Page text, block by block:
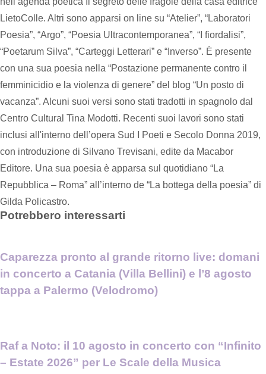
LietoColle. Altri sono apparsi on line su “Atelier”, “Laboratori
Poesia”, “Argo”, “Poesia Ultracontemporanea”, “I fiordalisi”,
“Poetarum Silva”, “Carteggi Letterari” e “Inverso”. È presente
con una sua poesia nella “Postazione permanente contro il
femminicidio e la violenza di genere” del blog “Un posto di
vacanza”. Alcuni suoi versi sono stati tradotti in spagnolo dal
Centro Cultural Tina Modotti. Recenti suoi lavori sono stati
inclusi all'interno dell’opera Sud I Poeti e Secolo Donna 2019,
con introduzione di Silvano Trevisani, edite da Macabor
Editore. Una sua poesia è apparsa sul quotidiano “La
Repubblica – Roma” all’interno de “La bottega della poesia” di
Gilda Policastro.
Potrebbero interessarti
Caparezza pronto al grande ritorno live: domani
in concerto a Catania (Villa Bellini) e l’8 agosto
tappa a Palermo (Velodromo)
Raf a Noto: il 10 agosto in concerto con “Infinito
– Estate 2026” per Le Scale della Musica